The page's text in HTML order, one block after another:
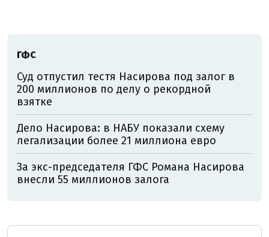
ГФС
Суд отпустил тестя Насирова под залог в
200 миллионов по делу о рекордной
взятке
Дело Насирова: в НАБУ показали схему
легализации более 21 миллиона евро
За экс-председателя ГФС Романа Насирова
внесли 55 миллионов залога